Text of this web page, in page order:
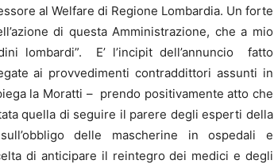
al Welfare di Regione Lombardia. Un forte
di questa Amministrazione, che a mio
lombardi”. E’ l’incipit dell’annuncio fatto
ai provvedimenti contraddittori assunti in
la Moratti – prendo positivamente atto che
quella di seguire il parere degli esperti della
delle mascherine in ospedali e
di anticipare il reintegro dei medici e degli